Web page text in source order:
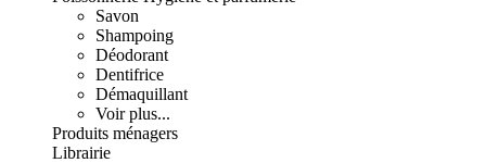
Savon
Shampoing
Déodorant
Dentifrice
Démaquillant
Voir plus...
Produits ménagers
Librairie